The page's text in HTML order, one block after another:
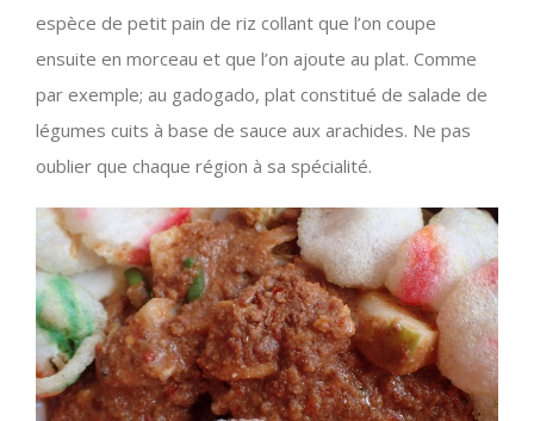
espèce de petit pain de riz collant que l’on coupe
ensuite en morceau et que l’on ajoute au plat. Comme
par exemple; au gadogado, plat constitué de salade de
légumes cuits à base de sauce aux arachides. Ne pas
oublier que chaque région à sa spécialité.